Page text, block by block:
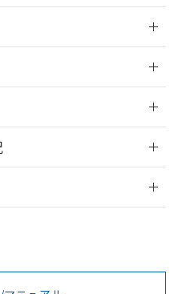
会員登録
だく前に、以下を必ずお読
することから備考
りました。
の在庫切替を完了
のことがない限
割愛しておりま